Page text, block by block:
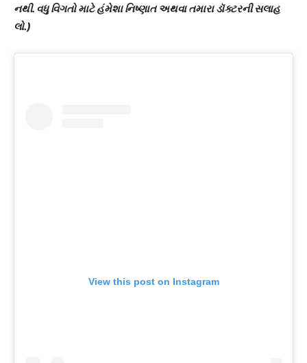
નથી. વધુ વિગતો માટે હંમેશા નિષ્ણાત અથવા તમારા ડૉક્ટરની સલાહ
લો.)
View this post on Instagram